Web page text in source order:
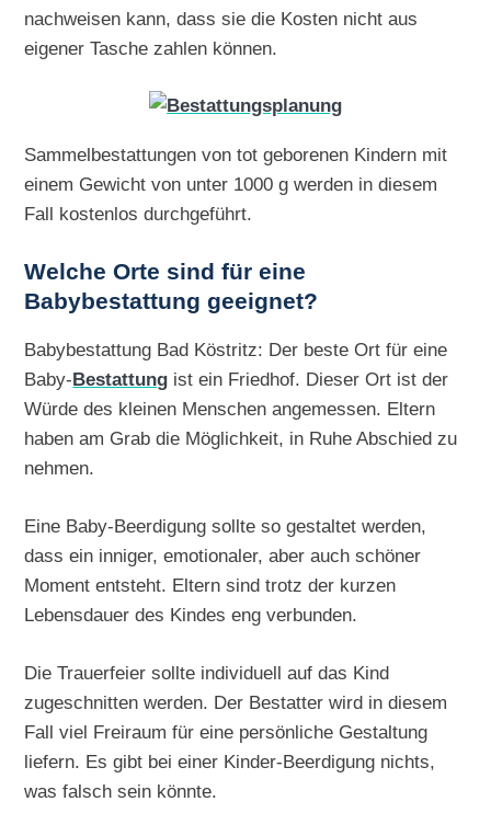
nachweisen kann, dass sie die Kosten nicht aus
eigener Tasche zahlen können.
Sammelbestattungen von tot geborenen Kindern mit
einem Gewicht von unter 1000 g werden in diesem
Fall kostenlos durchgeführt.
Welche Orte sind für eine
Babybestattung geeignet?
Babybestattung Bad Köstritz: Der beste Ort für eine
Baby-Bestattung ist ein Friedhof. Dieser Ort ist der
Würde des kleinen Menschen angemessen. Eltern
haben am Grab die Möglichkeit, in Ruhe Abschied zu
nehmen.
Eine Baby-Beerdigung sollte so gestaltet werden,
dass ein inniger, emotionaler, aber auch schöner
Moment entsteht. Eltern sind trotz der kurzen
Lebensdauer des Kindes eng verbunden.
Die Trauerfeier sollte individuell auf das Kind
zugeschnitten werden. Der Bestatter wird in diesem
Fall viel Freiraum für eine persönliche Gestaltung
liefern. Es gibt bei einer Kinder-Beerdigung nichts,
was falsch sein könnte.